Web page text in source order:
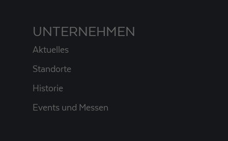
UNTERNEHMEN
Aktuelles
Standorte
Historie
Events und Messen